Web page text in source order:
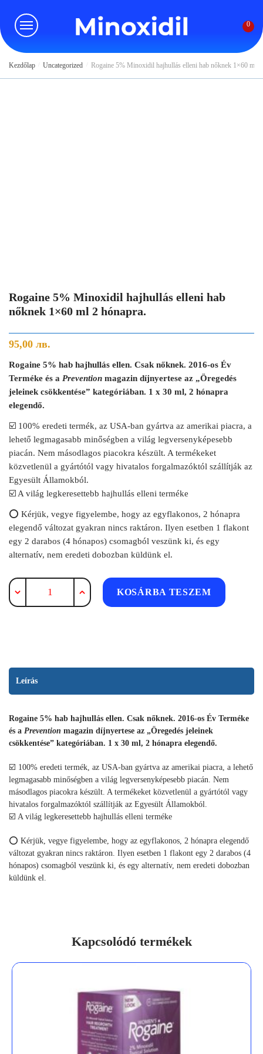
navigation
content
0
Kezdőlap Uncategorized Rogaine 5% Minoxidil hajhullás elleni hab nőknek 1×60 ml 2
Rogaine 5% Minoxidil hajhullás elleni hab
nőknek 1×60 ml 2 hónapra.
95,00 лв.
Rogaine 5% hab hajhullás ellen. Csak nőknek. 2016-os Év
Terméke és a Prevention magazin díjnyertese az „Öregedés
jeleinek csökkentése” kategóriában. 1 x 30 ml, 2 hónapra
elegendő.
☑️ 100% eredeti termék, az USA-ban gyártva az amerikai piacra, a
lehető legmagasabb minőségben a világ legversenyképesebb
piacán. Nem másodlagos piacokra készült. A termékeket
közvetlenül a gyártótól vagy hivatalos forgalmazóktól szállítják az
Egyesült Államokból.
☑️ A világ legkeresettebb hajhullás elleni terméke
⭕ Kérjük, vegye figyelembe, hogy az egyflakonos, 2 hónapra
elegendő változat gyakran nincs raktáron. Ilyen esetben 1 flakont
egy 2 darabos (4 hónapos) csomagból veszünk ki, és egy
alternatív, nem eredeti dobozban küldünk el.
Rogaine
5%
nőknek
1x60
ml
hónapra.
mennyiség
KOSÁRBA TESZEM
Leírás
Rogaine 5% hab hajhullás ellen. Csak nőknek. 2016-os Év Terméke
és a Prevention magazin díjnyertese az „Öregedés jeleinek
csökkentése” kategóriában. 1 x 30 ml, 2 hónapra elegendő.
☑️ 100% eredeti termék, az USA-ban gyártva az amerikai piacra, a lehető
legmagasabb minőségben a világ legversenyképesebb piacán. Nem
másodlagos piacokra készült. A termékeket közvetlenül a gyártótól vagy
hivatalos forgalmazóktól szállítják az Egyesült Államokból.
☑️ A világ legkeresettebb hajhullás elleni terméke
⭕ Kérjük, vegye figyelembe, hogy az egyflakonos, 2 hónapra elegendő
változat gyakran nincs raktáron. Ilyen esetben 1 flakont egy 2 darabos (4
hónapos) csomagból veszünk ki, és egy alternatív, nem eredeti dobozban
küldünk el.
Kapcsolódó termékek